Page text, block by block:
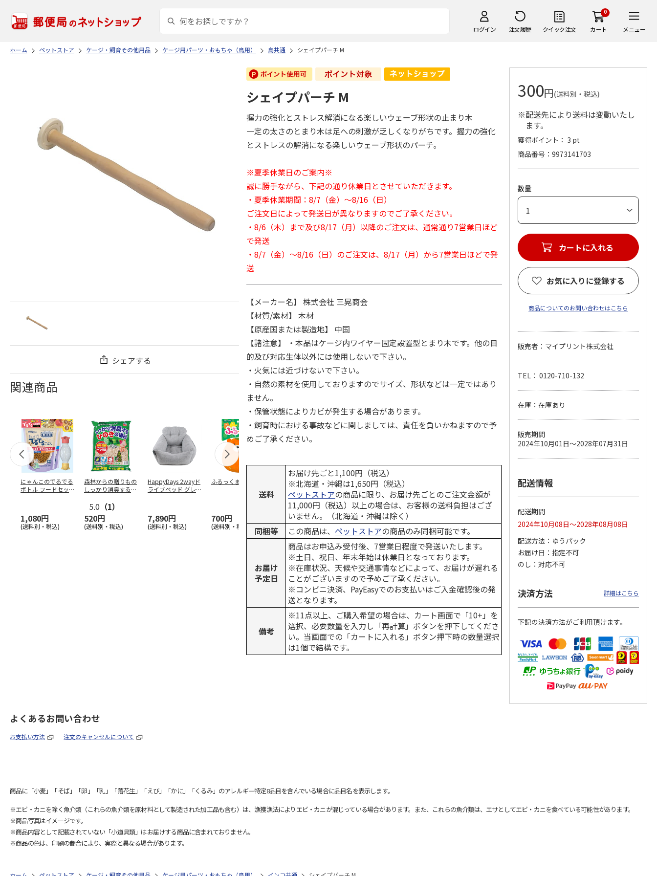
ログイン 注文履歴 クイック注文
0
カート メニュー
ホーム ペットストア ケージ・飼育その他用品 ケージ用パーツ・おもちゃ（鳥用） 鳥共通 シェイプパーチ M
シェアする
関連商品
にゃんこのでるでる
ボトル フードセッ
1,080円
(送料別・税込)
森林からの贈りもの
しっかり消臭するひ
5.0 （1）
520円
(送料別・税込)
HappyDays 2wayド
ライブベッド グレ
7,890円
(送料別・税込)
ふるっくま みかん
700円
(送料別・税込)
デオトイレ 飛び散
らない消臭・抗菌サ
ンド 4L
1,320円
(送料別・税込)
獣医師開発 ニオイ
をとる砂専用 猫ト
イレ ナチュラルグ
レー
1,550円
(送料別・税込)
無添加良品 カムカ
ムデンタルコーン
ぐるぐるボーン型 S
…
470円
(送料別・税込)
チ 健康に育つ子ね
こ用 まぐろ・かつ
おに …
(送料別・税込)
ペット線香 虹のか
なた フルーティフ
ローラルの香り
590円
(送料別・税込)
えBOX とりささ…
380円
(送料別・税込)
シェイプパーチ M
握力の強化とストレス解消になる楽しいウェーブ形状の止まり木
一定の太さのとまり木は足への刺激が乏しくなりがちです。握力の強化
とストレスの解消になる楽しいウェーブ形状のパーチ。
※夏季休業日のご案内※
誠に勝手ながら、下記の通り休業日とさせていただきます。
・夏季休業期間：8/7（金）～8/16（日）
ご注文日によって発送日が異なりますのでご了承ください。
・8/6（木）まで及び8/17（月）以降のご注文は、通常通り7営業日ほど
で発送
・8/7（金）～8/16（日）のご注文は、8/17（月）から7営業日ほどで発
送
【メーカー名】 株式会社 三晃商会
【材質/素材】 木材
【原産国または製造地】 中国
【諸注意】 ・本品はケージ内ワイヤー固定設置型とまり木です。他の目
的及び対応生体以外には使用しないで下さい。
・火気には近づけないで下さい。
・自然の素材を使用しておりますのでサイズ、形状などは一定ではあり
ません。
・保管状態によりカビが発生する場合があります。
・飼育時における事故などに関しましては、責任を負いかねますので予
めご了承ください。
送料
お届け先ごと1,100円（税込）
※北海道・沖縄は1,650円（税込）
ペットストアの商品に限り、お届け先ごとのご注文金額が
11,000円（税込）以上の場合は、お客様の送料負担はござ
いません。（北海道・沖縄は除く）
同梱等
この商品は、ペットストアの商品のみ同梱可能です。
お届け
予定日
商品はお申込み受付後、7営業日程度で発送いたします。
※土日、祝日、年末年始は休業日となっております。
※在庫状況、天候や交通事情などによって、お届けが遅れる
ことがございますので予めご了承ください。
※コンビニ決済、PayEasyでのお支払いはご入金確認後の発
送となります。
備考
※11点以上、ご購入希望の場合は、カート画面で「10+」を
選択、必要数量を入力し「再計算」ボタンを押下してくださ
い。当画面での「カートに入れる」ボタン押下時の数量選択
は1個で結構です。
300円(送料別・税込)
※配送先により送料は変動いたし
ます。
獲得ポイント： 3 pt
商品番号
9973141703
数量
カートに入れる
お気に入りに登録する
商品についてのお問い合わせはこちら
販売者：マイプリント株式会社
TEL： 0120-710-132
在庫：在庫あり
販売期間
2024年10月01日～2028年07月31日
配送情報
配送期間
2024年10月08日～2028年08月08日
配送方法
ゆうパック
お届け日
指定不可
のし
対応不可
決済方法 詳細はこちら
下記の決済方法がご利用頂けます。
よくあるお問い合わせ
お支払い方法 注文のキャンセルについて
商品に「小麦」「そば」「卵」「乳」「落花生」「えび」「かに」「くるみ」のアレルギー特定8品目を含んでいる場合に品目名を表示します。
※エビ・カニを除く魚介類（これらの魚介類を原材料として製造された加工品も含む）は、漁獲漁法によりエビ・カニが混じっている場合があります。また、これらの魚介類は、エサとしてエビ・カニを食べている可能性があります。
※商品写真はイメージです。
※商品内容として記載されていない「小道具類」はお届けする商品に含まれておりません。
※商品の色は、印刷の都合により、実際と異なる場合があります。